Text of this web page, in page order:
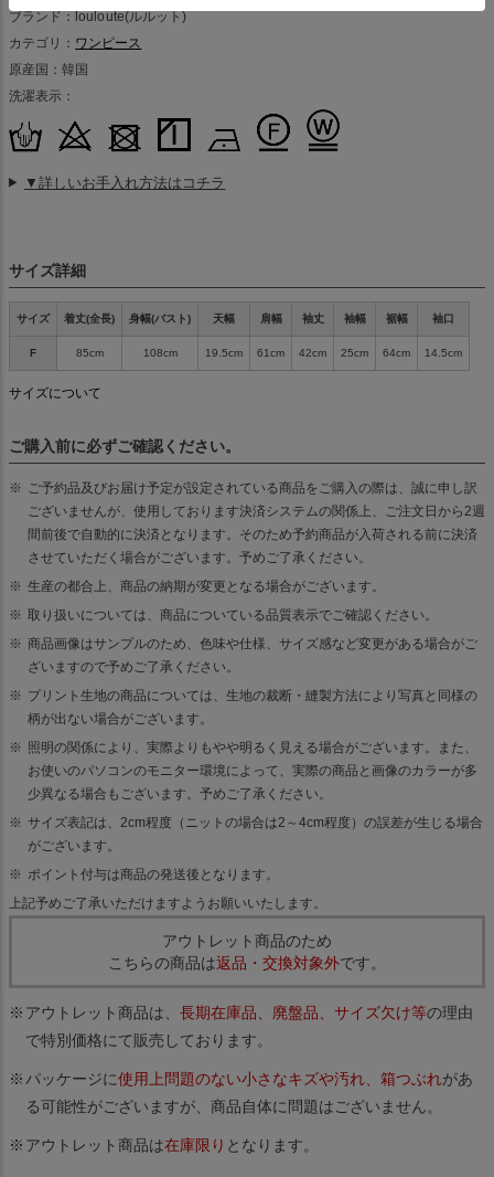
ブランド：louloute(ルルット)
カテゴリ： ワンピース
原産国：韓国
洗濯表示：
▼詳しいお手入れ方法はコチラ
サイズ詳細
サイズ 着丈(全長) 身幅(バスト) 天幅 肩幅 袖丈 袖幅 裾幅 袖口
F 85cm 108cm 19.5cm 61cm 42cm 25cm 64cm 14.5cm
サイズについて
ご購入前に必ずご確認ください。
ご予約品及びお届け予定が設定されている商品をご購入の際は、誠に申し訳
ございませんが、使用しております決済システムの関係上、ご注文日から2週
間前後で自動的に決済となります。そのため予約商品が入荷される前に決済
させていただく場合がございます。予めご了承ください。
生産の都合上、商品の納期が変更となる場合がございます。
取り扱いについては、商品についている品質表示でご確認ください。
商品画像はサンプルのため、色味や仕様、サイズ感など変更がある場合がご
ざいますので予めご了承ください。
プリント生地の商品については、生地の裁断・縫製方法により写真と同様の
柄が出ない場合がございます。
照明の関係により、実際よりもやや明るく見える場合がございます。また、
お使いのパソコンのモニター環境によって、実際の商品と画像のカラーが多
少異なる場合もございます。予めご了承ください。
サイズ表記は、2cm程度（ニットの場合は2～4cm程度）の誤差が生じる場合
がございます。
ポイント付与は商品の発送後となります。
上記予めご了承いただけますようお願いいたします。
アウトレット商品のため
こちらの商品は返品・交換対象外です。
アウトレット商品は、 長期在庫品、廃盤品、サイズ欠け等の理由
で特別価格にて販売しております。
パッケージに使用上問題のない小さなキズや汚れ、箱つぶれがあ
る可能性がございますが、商品自体に問題はございません。
アウトレット商品は在庫限り となります。